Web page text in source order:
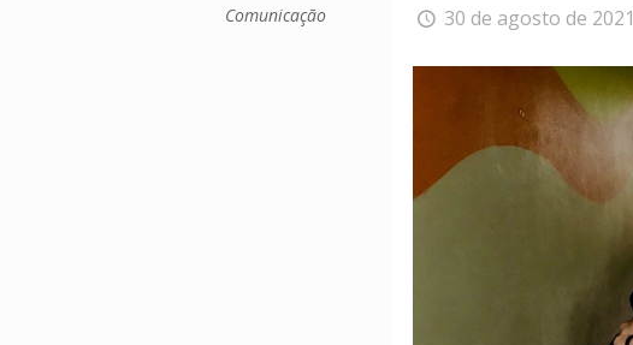
30 de agosto de 2021
Comunicação